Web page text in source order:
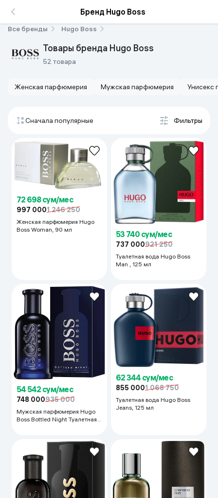
Бренд Hugo Boss
Все бренды Hugo Boss
Товары бренда Hugo Boss
52 товара
Женская парфюмерия Мужская парфюмерия Унисекс
Сначала популярные Фильтры
72 698 сум/мес
997 0001 246 250
Женская парфюмерия Hugo
Boss Woman, 90 мл
53 740 сум/мес
737 000921 250
Туалетная вода Hugo Boss
Man , 125 мл
54 542 сум/мес
748 000935 000
Мужская парфюмерия Hugo
Boss Bottled Night Туалетная
62 344 сум/мес
855 0001 068 750
Туалетная вода Hugo Boss
Jeans, 125 мл